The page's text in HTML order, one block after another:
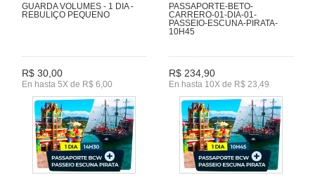
GUARDA VOLUMES - 1 DIA -
REBULIÇO PEQUENO
R$ 30,00
En hasta 5X de R$ 6,00
PASSAPORTE-BETO-
CARRERO-01-DIA-01-
PASSEIO-ESCUNA-PIRATA-
10H45
R$ 234,90
En hasta 10X de R$ 23,49